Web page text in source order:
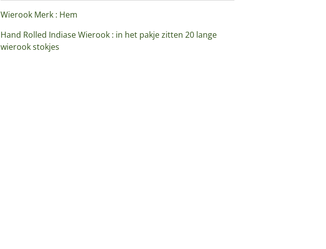
Wierook Merk : Hem
Hand Rolled Indiase Wierook : in het pakje zitten 20 lange
wierook stokjes